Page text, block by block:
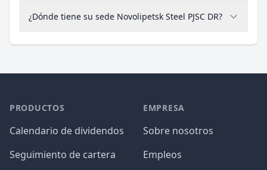
¿Dónde tiene su sede Novolipetsk Steel PJSC DR?
PRODUCTOS
Calendario de dividendos
Seguimiento de cartera
EMPRESA
Sobre nosotros
Empleos